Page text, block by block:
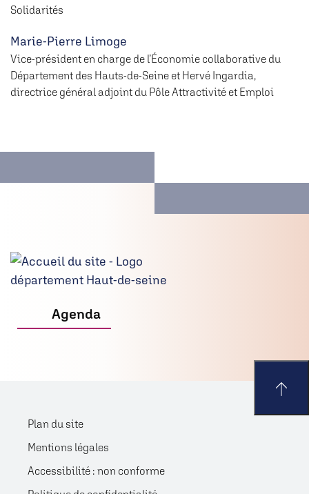
Solidarités
Marie-Pierre Limoge
Vice-président en charge de l’Économie collaborative du
Département des Hauts-de-Seine et Hervé Ingardia,
directrice général adjoint du Pôle Attractivité et Emploi
Agenda
Plan du site
Mentions légales
Accessibilité : non conforme